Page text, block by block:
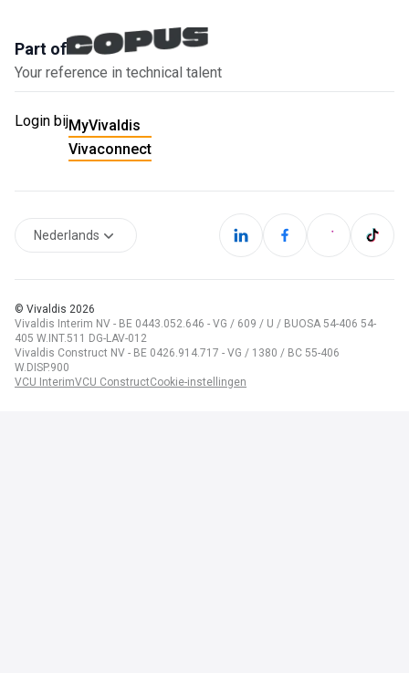
Part of
Your reference in technical talent
Login bijMyVivaldis
Vivaconnect
Nederlands
© Vivaldis 2026
Vivaldis Interim NV - BE 0443.052.646 - VG / 609 / U / BUOSA 54-406 54-
405 W.INT.511 DG-LAV-012
Vivaldis Construct NV - BE 0426.914.717 - VG / 1380 / BC 55-406
W.DISP.900
VCU InterimVCU ConstructCookie-instellingen